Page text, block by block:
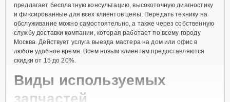
предлагает бесплатную консультацию, высокоточную диагностику
и фиксированные для всех клиентов цены. Передать технику на
обслуживание можно самостоятельно, а также через собственную
службу доставки компании, которая работает по всему городу
Москва. Действует услуга выезда мастера на дом или офис в
любое удобное время. Всем новым клиентам предоставляются
скидки от 15 до 20%.
Виды используемых
запчастей